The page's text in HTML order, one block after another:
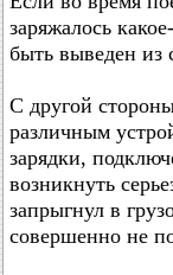
заряжалось
быть выведен из
С другой
различным
зарядки,
возникнуть
запрыгнул в
совершенно не